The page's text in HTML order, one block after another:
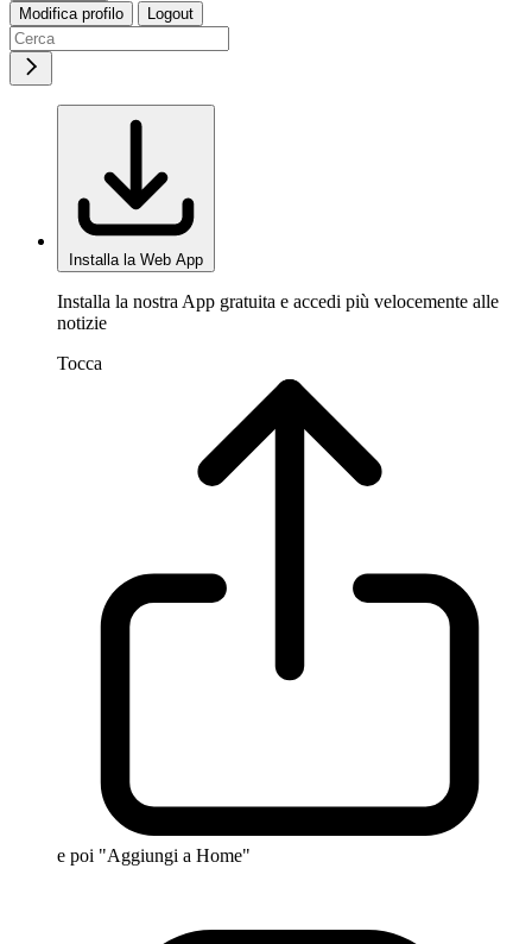
Modifica profilo Logout
Installa la Web App
Installa la nostra App gratuita e accedi più velocemente alle
notizie
Tocca
e poi "Aggiungi a Home"